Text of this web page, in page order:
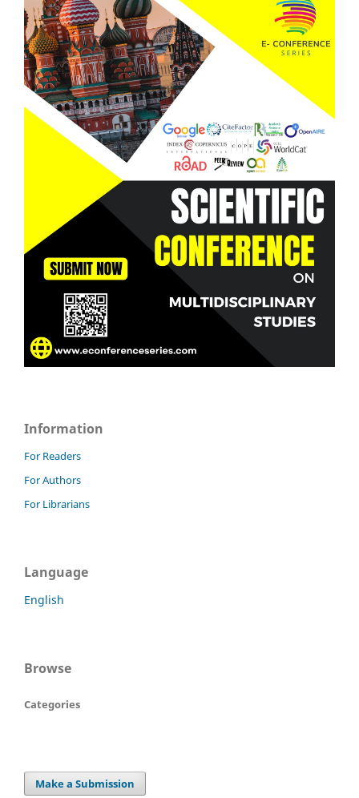
Information
For Readers
For Authors
For Librarians
Language
English
Browse
Categories
Make a Submission